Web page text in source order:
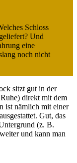
Schloss
Und
eine
noch nicht
sitzt gut in der
direkt mit dem
ist nämlich mit einer
Gut, das
(z. B.
und kann man